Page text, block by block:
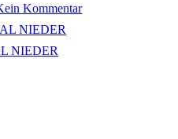
Kommentar
NIEDER